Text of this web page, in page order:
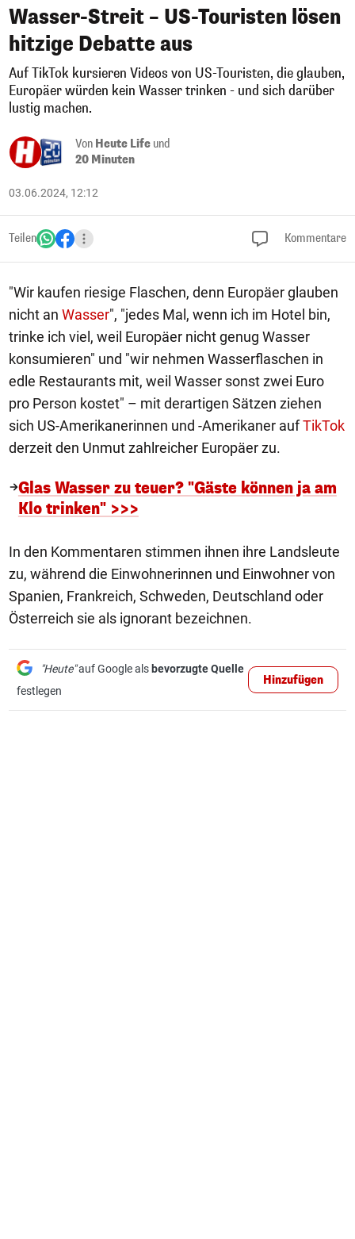
Wasser-Streit – US-Touristen lösen
hitzige Debatte aus
Auf TikTok kursieren Videos von US-Touristen, die glauben,
Europäer würden kein Wasser trinken - und sich darüber
lustig machen.
Von Heute Life und
20 Minuten
03.06.2024, 12:12
Teilen Kommentare
"Wir kaufen riesige Flaschen, denn Europäer glauben
nicht an Wasser", "jedes Mal, wenn ich im Hotel bin,
trinke ich viel, weil Europäer nicht genug Wasser
konsumieren" und "wir nehmen Wasserflaschen in
edle Restaurants mit, weil Wasser sonst zwei Euro
pro Person kostet" – mit derartigen Sätzen ziehen
sich US-Amerikanerinnen und -Amerikaner aufTikTok
derzeit den Unmut zahlreicher Europäer zu.
Glas Wasser zu teuer? "Gäste können ja am
Klo trinken" >>>
In den Kommentaren stimmen ihnen ihre Landsleute
zu, während die Einwohnerinnen und Einwohner von
Spanien, Frankreich, Schweden, Deutschland oder
Österreich sie als ignorant bezeichnen.
"Heute"auf Google als bevorzugte Quelle
festlegen
Hinzufügen